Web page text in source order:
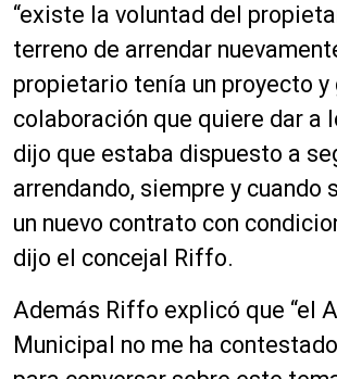
“existe la voluntad del
terreno de arrendar
propietario tenía un proyecto y
colaboración que quiere dar a
dijo que estaba dispuesto a
arrendando, siempre y cuando
un nuevo contrato con
dijo el concejal Riffo.
Además Riffo explicó que “el
Municipal no me ha